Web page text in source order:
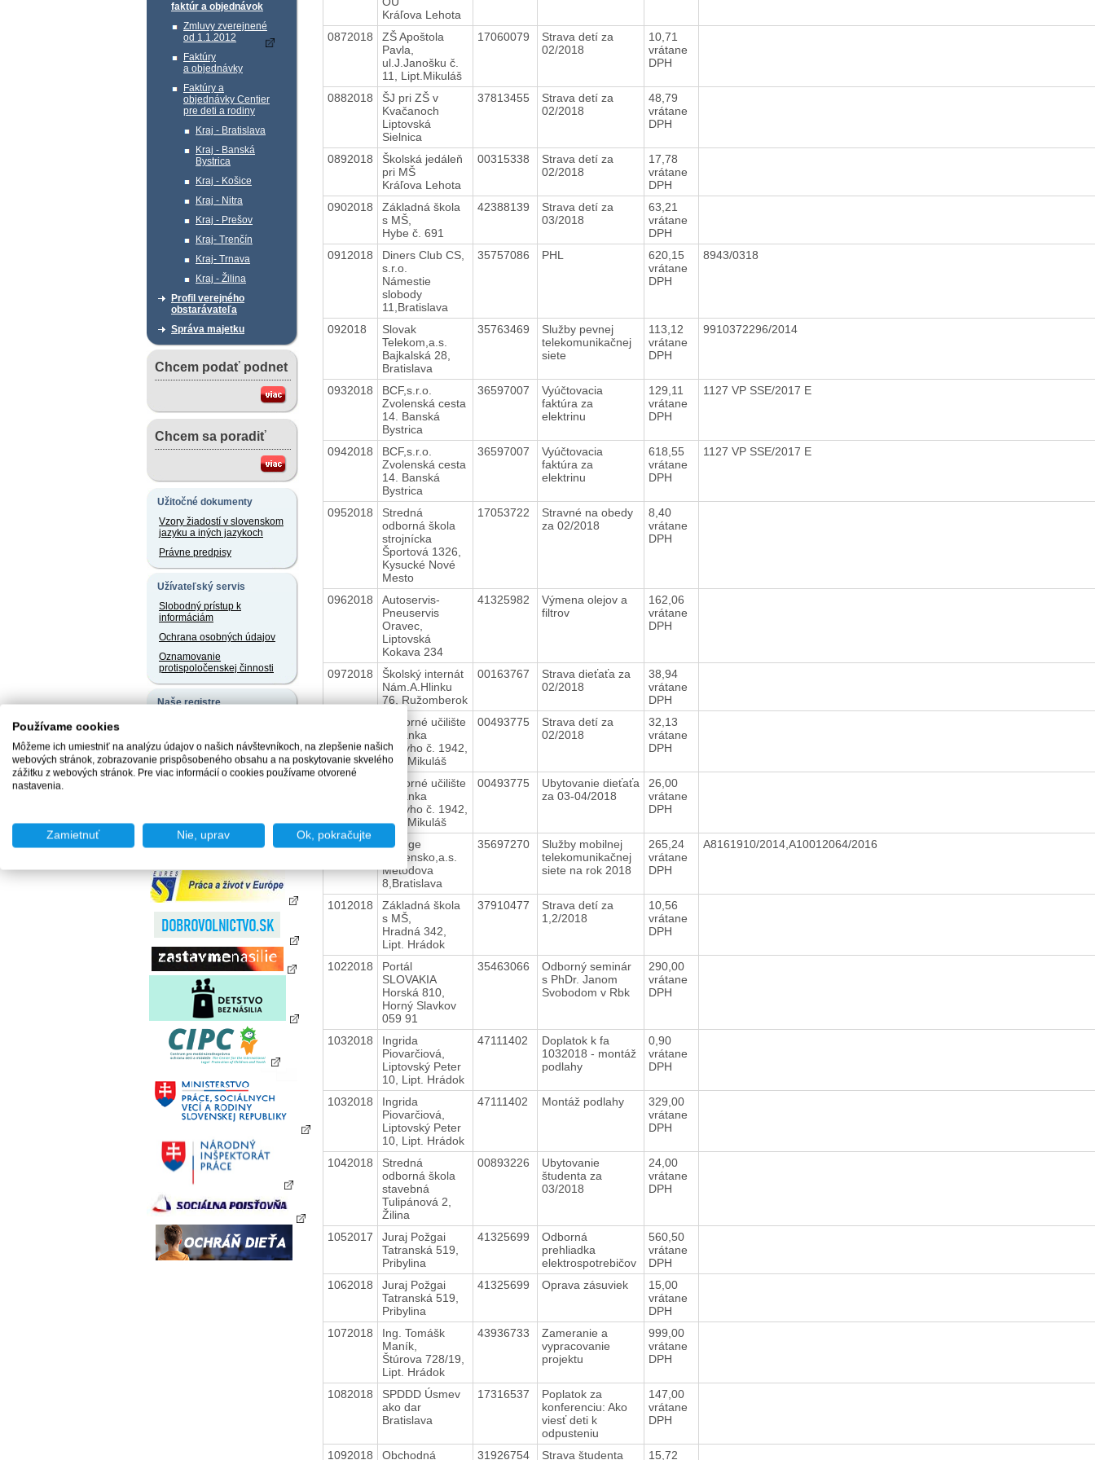
faktúr a objednávok
Zmluvy zverejnené
od 1.1.2012
Faktúry
a objednávky
Faktúry a
objednávky Centier
pre deti a rodiny
Kraj - Bratislava
Kraj - Banská
Bystrica
Kraj - Košice
Kraj - Nitra
Kraj - Prešov
Kraj- Trenčín
Kraj- Trnava
Kraj - Žilina
Profil verejného
obstarávateľa
Správa majetku
Chcem podať podnet
Chcem sa poradiť
Užitočné dokumenty
Vzory žiadostí v slovenskom
jazyku a iných jazykoch
Právne predpisy
Užívateľský servis
Slobodný prístup k
informáciám
Ochrana osobných údajov
Oznamovanie
protispoločenskej činnosti
Naše registre
Agentúry podporovaného
zamestnávania
Chránené dielne a
chránené pracoviská
Kráľova Lehota
0872018
ZŠ Apoštola
Pavla,
ul.J.Janošku č.
11, Lipt.Mikuláš
17060079
Strava detí za
02/2018
10,71
vrátane
DPH
0882018
ŠJ pri ZŠ v
Kvačanoch
Liptovská
Sielnica
37813455
Strava detí za
02/2018
48,79
vrátane
DPH
0892018
Školská jedáleň
pri MŠ
Kráľova Lehota
00315338
Strava detí za
02/2018
17,78
vrátane
DPH
0902018
Základná škola
s MŠ,
Hybe č. 691
42388139
Strava detí za
03/2018
63,21
vrátane
DPH
0912018
Diners Club CS,
s.r.o.
Námestie
slobody
11,Bratislava
35757086 PHL
620,15
vrátane
DPH
8943/0318
092018
Slovak
Telekom,a.s.
Bajkalská 28,
Bratislava
35763469
Služby pevnej
telekomunikačnej
siete
113,12
vrátane
DPH
9910372296/2014
0932018
BCF,s.r.o.
Zvolenská cesta
14. Banská
Bystrica
36597007
Vyúčtovacia
faktúra za
elektrinu
129,11
vrátane
DPH
1127 VP SSE/2017 E
0942018
BCF,s.r.o.
Zvolenská cesta
14. Banská
Bystrica
36597007
Vyúčtovacia
faktúra za
elektrinu
618,55
vrátane
DPH
1127 VP SSE/2017 E
0952018
Stredná
odborná škola
strojnícka
Športová 1326,
Kysucké Nové
Mesto
17053722
Stravné na obedy
za 02/2018
8,40
vrátane
DPH
0962018
Autoservis-
Pneuservis
Oravec,
Liptovská
Kokava 234
41325982
Výmena olejov a
filtrov
162,06
vrátane
DPH
0972018
Školský internát
Nám.A.Hlinku
76, Ružomberok
00163767
Strava dieťaťa za
02/2018
38,94
vrátane
DPH
Odborné učilište
Ul.Janka
Alexyho č. 1942,
Lipt. Mikuláš
00493775
Strava detí za
02/2018
32,13
vrátane
DPH
Odborné učilište
Ul.Janka
Alexyho č. 1942,
Lipt. Mikuláš
00493775
Ubytovanie dieťaťa
za 03-04/2018
26,00
vrátane
DPH
1002018
Orange
Slovensko,a.s.
Metodova
8,Bratislava
35697270
Služby mobilnej
telekomunikačnej
siete na rok 2018
265,24
vrátane
DPH
A8161910/2014,A10012064/2016
1012018
Základná škola
s MŠ,
Hradná 342,
Lipt. Hrádok
37910477
Strava detí za
1,2/2018
10,56
vrátane
DPH
1022018
Portál
SLOVAKIA
Horská 810,
Horný Slavkov
059 91
35463066
Odborný seminár
s PhDr. Janom
Svobodom v Rbk
290,00
vrátane
DPH
1032018
Ingrida
Piovarčiová,
Liptovský Peter
10, Lipt. Hrádok
47111402
Doplatok k fa
1032018 - montáž
podlahy
0,90
vrátane
DPH
1032018
Ingrida
Piovarčiová,
Liptovský Peter
10, Lipt. Hrádok
47111402 Montáž podlahy
329,00
vrátane
DPH
1042018
Stredná
odborná škola
stavebná
Tulipánová 2,
Žilina
00893226
Ubytovanie
študenta za
03/2018
24,00
vrátane
DPH
1052017
Juraj Požgai
Tatranská 519,
Pribylina
41325699
Odborná
prehliadka
elektrospotrebičov
560,50
vrátane
DPH
1062018
Juraj Požgai
Tatranská 519,
Pribylina
41325699 Oprava zásuviek
15,00
vrátane
DPH
1072018
Ing. Tomášk
Maník,
Štúrova 728/19,
Lipt. Hrádok
43936733
Zameranie a
vypracovanie
projektu
999,00
vrátane
DPH
1082018
SPDDD Úsmev
ako dar
Bratislava
17316537
Poplatok za
konferenciu: Ako
viesť deti k
odpusteniu
147,00
vrátane
DPH
1092018
Obchodná
31926754 Strava študenta
15,72
Používame cookies
Môžeme ich umiestniť na analýzu údajov o našich návštevníkoch, na zlepšenie našich
webových stránok, zobrazovanie prispôsobeného obsahu a na poskytovanie skvelého
zážitku z webových stránok. Pre viac informácií o cookies používame otvorené
nastavenia.
Zamietnuť Nie, uprav Ok, pokračujte